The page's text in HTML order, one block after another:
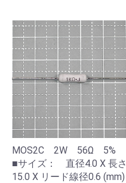
MOS2C 2W 56Ω 5%
■サイズ： 直径4.0 X 長さ
15.0 X リード線径0.6 (mm)